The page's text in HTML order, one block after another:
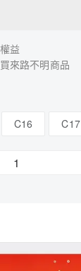
益
來路不明商品
C16 C17